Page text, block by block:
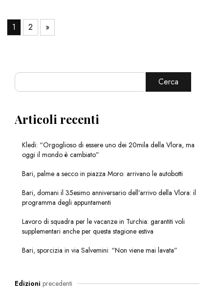
1 2 »
Cerca
Articoli recenti
Kledi: “Orgoglioso di essere uno dei 20mila della Vlora, ma
oggi il mondo è cambiato”
Bari, palme a secco in piazza Moro: arrivano le autobotti
Bari, domani il 35esimo anniversario dell’arrivo della Vlora: il
programma degli appuntamenti
Lavoro di squadra per le vacanze in Turchia: garantiti voli
supplementari anche per questa stagione estiva
Bari, sporcizia in via Salvemini: “Non viene mai lavata”
Edizioni precedenti